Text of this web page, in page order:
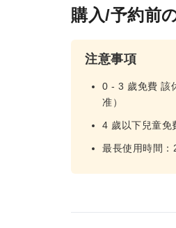
購入/予約前
注意事項
0 - 3 歲免費 該
准）
4 歲以下兒童免
最長使用時間：